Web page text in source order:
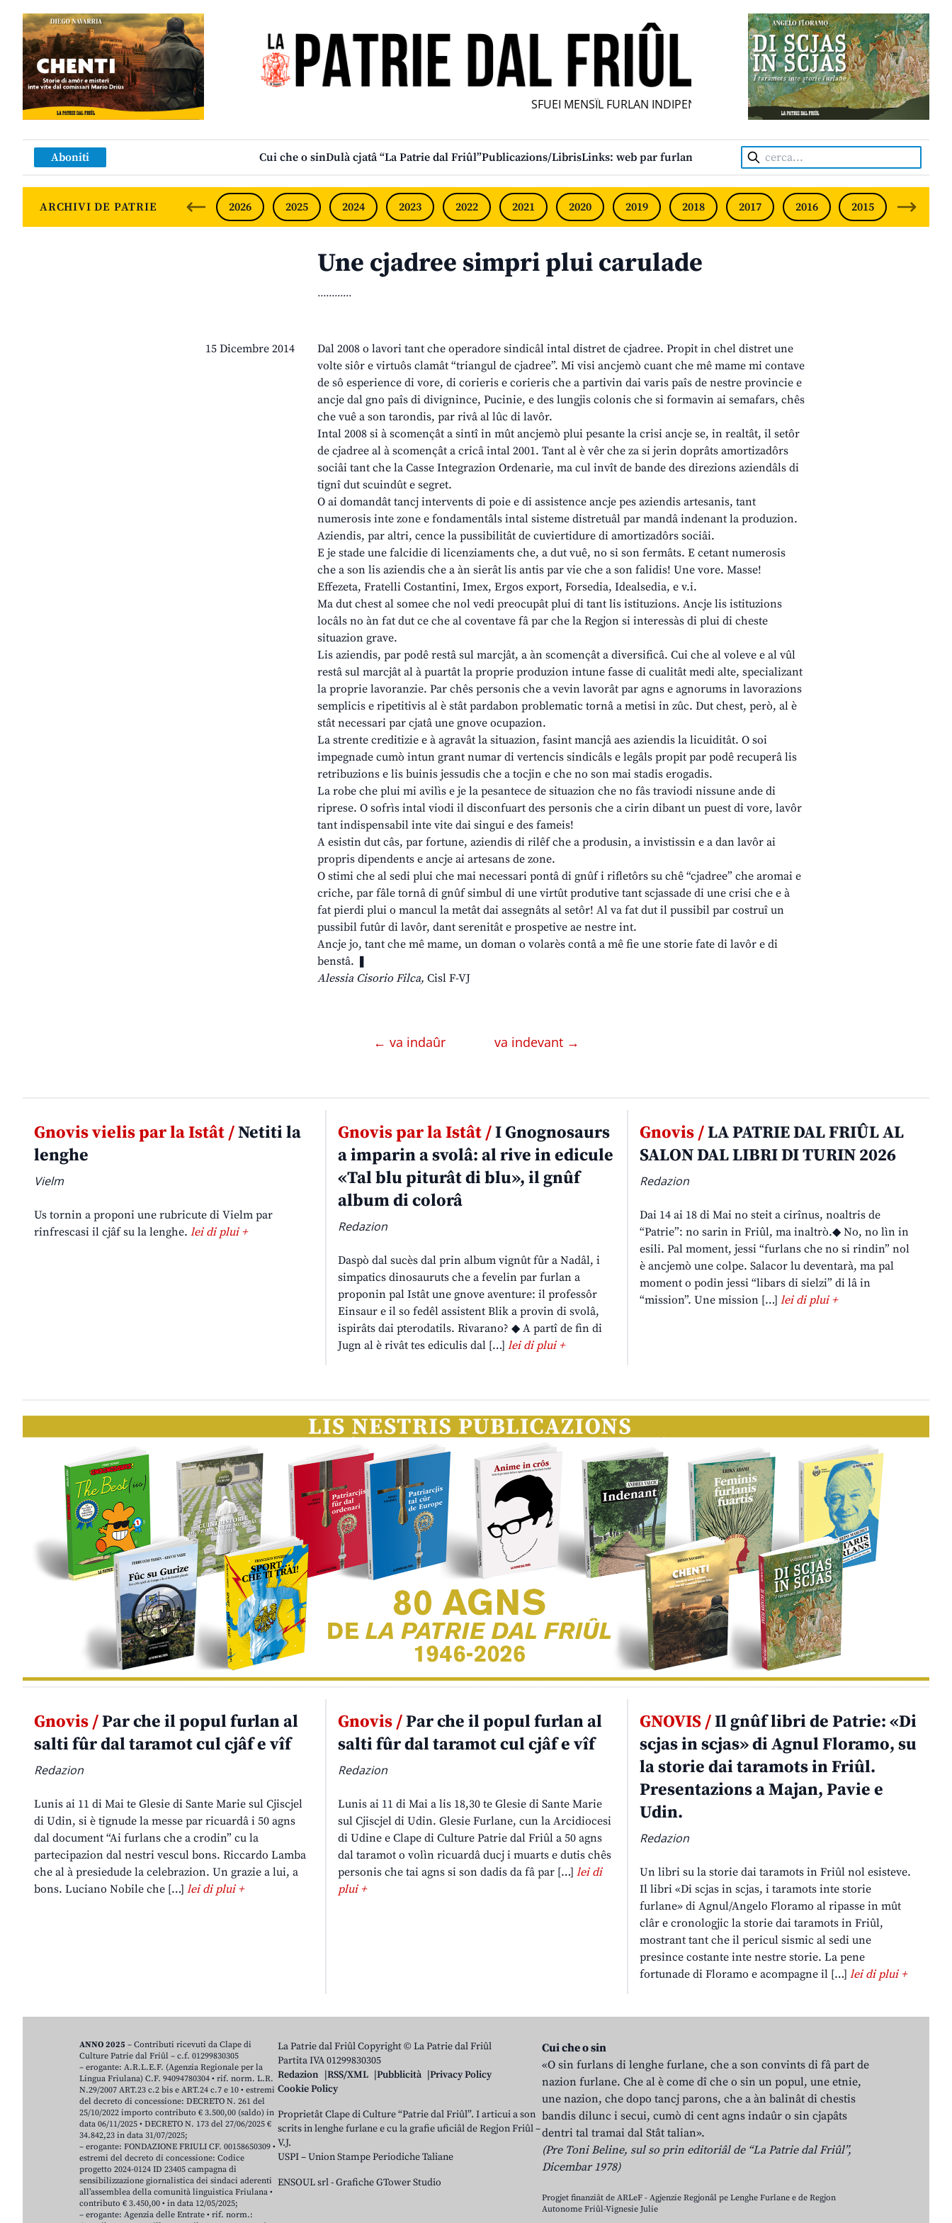
SFUEI MENSÎL FURLAN INDIPENDENT • INDEPENDENT FRIULIAN MONTHLY •
Aboniti Cui che o sinDulà cjatâ “La Patrie dal Friûl”Publicazions/LibrisLinks: web par furlan Cerca:
ARCHIVI DE PATRIE 2026 2025 2024 2023 2022 2021 2020 2019 2018 2017 2016 2015 2014
Une cjadree simpri plui carulade
............
15 Dicembre 2014
Dal 2008 o lavori tant che operadore sindicâl intal distret de cjadree. Propit in chel distret une
volte siôr e virtuôs clamât “triangul de cjadree”. Mi visi ancjemò cuant che mê mame mi contave
de sô esperience di vore, di corieris e corieris che a partivin dai varis paîs de nestre provincie e
ancje dal gno paîs di divignince, Pucinie, e des lungjis colonis che si formavin ai semafars, chês
che vuê a son tarondis, par rivâ al lûc di lavôr.
Intal 2008 si à scomençât a sintî in mût ancjemò plui pesante la crisi ancje se, in realtât, il setôr
de cjadree al à scomençât a cricâ intal 2001. Tant al è vêr che za si jerin doprâts amortizadôrs
sociâi tant che la Casse Integrazion Ordenarie, ma cul invît de bande des direzions aziendâls di
tignî dut scuindût e segret.
O ai domandât tancj intervents di poie e di assistence ancje pes aziendis artesanis, tant
numerosis inte zone e fondamentâls intal sisteme distretuâl par mandâ indenant la produzion.
Aziendis, par altri, cence la pussibilitât de cuviertidure di amortizadôrs sociâi.
E je stade une falcidie di licenziaments che, a dut vuê, no si son fermâts. E cetant numerosis
che a son lis aziendis che a àn sierât lis antis par vie che a son falidis! Une vore. Masse!
Effezeta, Fratelli Costantini, Imex, Ergos export, Forsedia, Idealsedia, e v.i.
Ma dut chest al somee che nol vedi preocupât plui di tant lis istituzions. Ancje lis istituzions
locâls no àn fat dut ce che al coventave fâ par che la Regjon si interessàs di plui di cheste
situazion grave.
Lis aziendis, par podê restâ sul marcjât, a àn scomençât a diversificâ. Cui che al voleve e al vûl
restâ sul marcjât al à puartât la proprie produzion intune fasse di cualitât medi alte, specializant
la proprie lavoranzie. Par chês personis che a vevin lavorât par agns e agnorums in lavorazions
semplicis e ripetitivis al è stât pardabon problematic tornâ a metisi in zûc. Dut chest, però, al è
stât necessari par cjatâ une gnove ocupazion.
La strente creditizie e à agravât la situazion, fasint mancjâ aes aziendis la licuiditât. O soi
impegnade cumò intun grant numar di vertencis sindicâls e legâls propit par podê recuperâ lis
retribuzions e lis buinis jessudis che a tocjin e che no son mai stadis erogadis.
La robe che plui mi avilìs e je la pesantece de situazion che no fâs traviodi nissune ande di
riprese. O sofrìs intal viodi il disconfuart des personis che a cirin dibant un puest di vore, lavôr
tant indispensabil inte vite dai singui e des fameis!
A esistin dut câs, par fortune, aziendis di rilêf che a produsin, a invistissin e a dan lavôr ai
propris dipendents e ancje ai artesans de zone.
O stimi che al sedi plui che mai necessari pontâ di gnûf i rifletôrs su chê “cjadree” che aromai e
criche, par fâle tornâ di gnûf simbul di une virtût produtive tant scjassade di une crisi che e à
fat pierdi plui o mancul la metât dai assegnâts al setôr! Al va fat dut il pussibil par costruî un
pussibil futûr di lavôr, dant serenitât e prospetive ae nestre int.
Ancje jo, tant che mê mame, un doman o volarès contâ a mê fie une storie fate di lavôr e di
benstâ. ❚
Alessia Cisorio Filca, Cisl F-VJ
← va indaûr va indevant →
Gnovis vielis par la Istât /Netiti la
lenghe
Vielm
Us tornin a proponi une rubricute di Vielm par
rinfrescasi il cjâf su la lenghe. lei di plui +
Gnovis par la Istât /I Gnognosaurs
a imparin a svolâ: al rive in edicule
«Tal blu piturât di blu», il gnûf
album di colorâ
Redazion
Daspò dal sucès dal prin album vignût fûr a Nadâl, i
simpatics dinosauruts che a fevelin par furlan a
proponin pal Istât une gnove aventure: il professôr
Einsaur e il so fedêl assistent Blik a provin di svolâ,
ispirâts dai pterodatils. Rivarano? ◆ A partî de fin di
Jugn al è rivât tes ediculis dal […] lei di plui +
Gnovis /LA PATRIE DAL FRIÛL AL
SALON DAL LIBRI DI TURIN 2026
Redazion
Dai 14 ai 18 di Mai no steit a cirînus, noaltris de
“Patrie”: no sarin in Friûl, ma inaltrò.◆ No, no lìn in
esili. Pal moment, jessi “furlans che no si rindin” nol
è ancjemò une colpe. Salacor lu deventarà, ma pal
moment o podin jessi “libars di sielzi” di lâ in
“mission”. Une mission […]lei di plui +
Gnovis /Par che il popul furlan al
salti fûr dal taramot cul cjâf e vîf
Redazion
Lunis ai 11 di Mai te Glesie di Sante Marie sul Cjiscjel
di Udin, si è tignude la messe par ricuardâ i 50 agns
dal document “Ai furlans che a crodin” cu la
partecipazion dal nestri vescul bons. Riccardo Lamba
che al à presiedude la celebrazion. Un grazie a lui, a
bons. Luciano Nobile che […] lei di plui +
Gnovis /Par che il popul furlan al
salti fûr dal taramot cul cjâf e vîf
Redazion
Lunis ai 11 di Mai a lis 18,30 te Glesie di Sante Marie
sul Cjiscjel di Udin. Glesie Furlane, cun la Arcidiocesi
di Udine e Clape di Culture Patrie dal Friûl a 50 agns
dal taramot o volìn ricuardâ ducj i muarts e dutis chês
personis che tai agns si son dadis da fâ par […] lei di
plui +
GNOVIS /Il gnûf libri de Patrie: «Di
scjas in scjas» di Agnul Floramo, su
la storie dai taramots in Friûl.
Presentazions a Majan, Pavie e
Udin.
Redazion
Un libri su la storie dai taramots in Friûl nol esisteve.
Il libri «Di scjas in scjas, i taramots inte storie
furlane» di Agnul/Angelo Floramo al ripasse in mût
clâr e cronologjic la storie dai taramots in Friûl,
mostrant tant che il pericul sismic al sedi une
presince costante inte nestre storie. La pene
fortunade di Floramo e acompagne il […]lei di plui +
La Patrie dal Friûl Copyright © La Patrie dal Friûl
Partita IVA 01299830305
Redazion
RSS/XML Pubblicità
Privacy Policy
Cookie Policy
Proprietât Clape di Culture “Patrie dal Friûl”. I articui a son
scrits in lenghe furlane e cu la grafie uficiâl de Regjon Friûl –
V.J.
USPI – Union Stampe Periodiche Taliane
ENSOUL srl-Grafiche GTower Studio
Cui che o sin
«O sin furlans di lenghe furlane, che a son convints di fâ part de
nazion furlane. Che al è come dî che o sin un popul, une etnie,
une nazion, che dopo tancj parons, che a àn balinât di chestis
bandis dilunc i secui, cumò di cent agns indaûr o sin cjapâts
dentri tal tramai dal Stât talian».
(Pre Toni Beline, sul so prin editoriâl de “La Patrie dal Friûl”,
Dicembar 1978)
Progjet finanziât de ARLeF - Agjenzie Regjonâl pe Lenghe Furlane e de Regjon
Autonome Friûl-Vignesie Julie
ANNO 2025 – Contributi ricevuti da Clape di
Culture Patrie dal Friûl – c.f. 01299830305
– erogante: A.R.L.E.F. (Agenzia Regionale per la
Lingua Friulana) C.F. 94094780304 • rif. norm. L.R.
N.29/2007 ART.23 c.2 bis e ART.24 c.7 e 10 • estremi
del decreto di concessione: DECRETO N. 261 del
25/10/2022 importo contributo € 3.500,00 (saldo) in
data 06/11/2025 • DECRETO N. 173 del 27/06/2025 €
34.842,23 in data 31/07/2025;
– erogante: FONDAZIONE FRIULI CF. 00158650309 •
estremi del decreto di concessione: Codice
progetto 2024-0124 ID 23405 campagna di
sensibilizzazione giornalistica dei sindaci aderenti
all’assemblea della comunità linguistica Friulana •
contributo € 3.450,00 • in data 12/05/2025;
– erogante: Agenzia delle Entrate • rif. norm.: